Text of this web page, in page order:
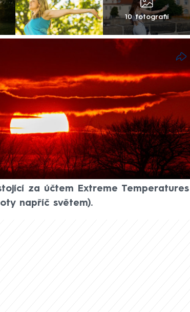
10 fotografií
klimatické modely. Podle
ústavu vyšplhají denní
Celsia, přičemž ji na řadě míst
ale očekává i za našimi hranicemi.
portálu Severe Weather ovlivní
teploty až 40 stupňů
Evropě, uvádí na síti X
za účtem Extreme Temperatures
napříč světem).